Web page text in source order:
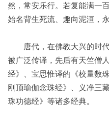
然，常安乐行。若复能满一
始名背生死流、趣向泥洹，
唐代，在佛教大兴的时代
被广泛传译，先后有天竺僧
经》、宝思惟译的《校量数
刚顶瑜伽念珠经》、义净三
珠功德经》等诸多经典。